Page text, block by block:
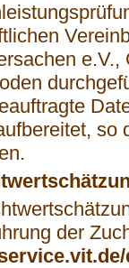
so
der